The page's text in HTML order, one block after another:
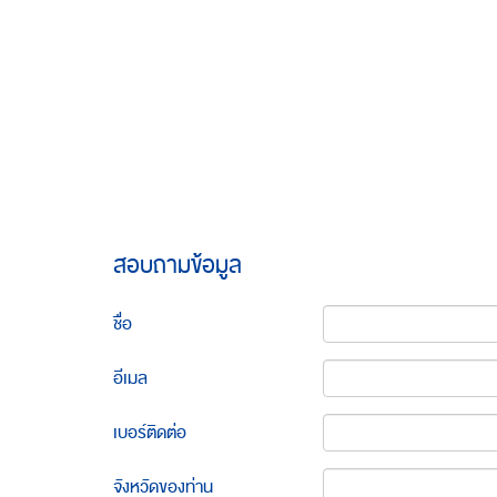
สอบถามข้อมูล
ชื่อ
อีเมล
เบอร์ติดต่อ
จังหวัดของท่าน